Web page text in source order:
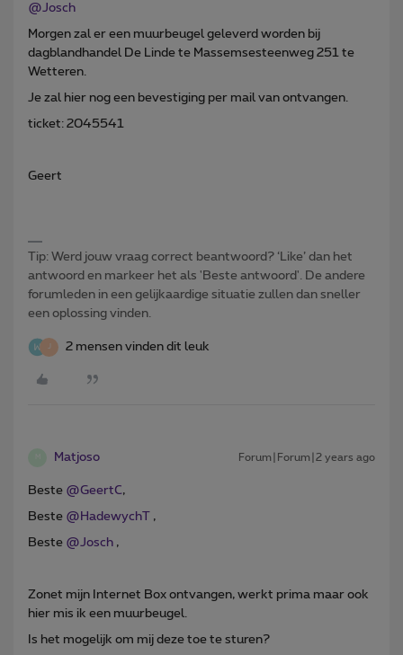
@Josch
Morgen zal er een muurbeugel geleverd worden bij
dagblandhandel De Linde te Massemsesteenweg 251 te
Wetteren.
Je zal hier nog een bevestiging per mail van ontvangen.
ticket: 2045541
Geert
Tip: Werd jouw vraag correct beantwoord? ‘Like’ dan het
antwoord en markeer het als 'Beste antwoord'. De andere
forumleden in een gelijkaardige situatie zullen dan sneller
een oplossing vinden.
J 2 mensen vinden dit leuk
Matjoso Forum|Forum|2 years ago
Beste @GeertC,
Beste @HadewychT ,
Beste @Josch ,
Zonet mijn Internet Box ontvangen, werkt prima maar ook
hier mis ik een muurbeugel.
Is het mogelijk om mij deze toe te sturen?